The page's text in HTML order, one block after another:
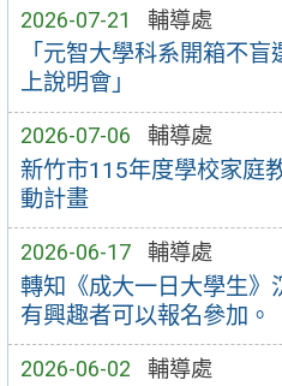
2026-07-21 輔導處
「元智大學科系開箱不
上說明會」
2026-07-06 輔導處
新竹市115年度學校家庭
動計畫
2026-06-17 輔導處
轉知《成大一日大學生》
有興趣者可以報名參加。
2026-06-02 輔導處